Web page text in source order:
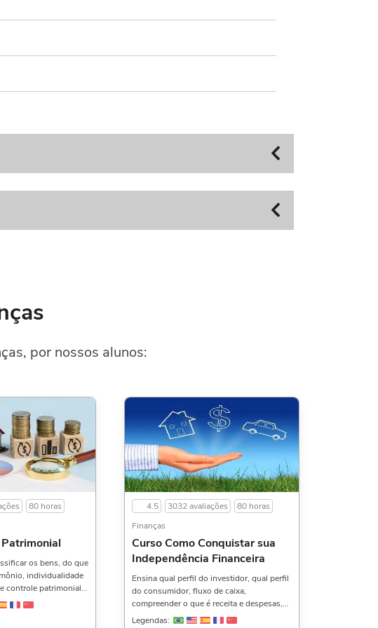
por nossos alunos:
80 horas
os bens, do que
individualidade
controle patrimonial,
tombamento,
4.5 3032 avaliações
80 horas
Finanças
Curso Como Conquistar sua
Independência Financeira
Ensina qual perfil do investidor, qual perfil
do consumidor, fluxo de caixa,
compreender o que é receita e despesas,
produtos financeiros, e muito mais.Uma
Legendas: